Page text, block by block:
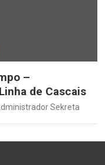
–
de Cascais
Sekreta